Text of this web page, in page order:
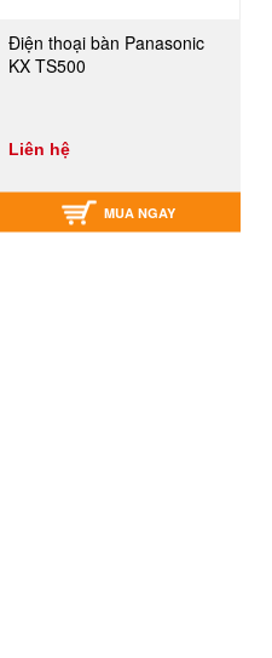
Điện thoại bàn Panasonic
KX TS500
Liên hệ
MUA NGAY